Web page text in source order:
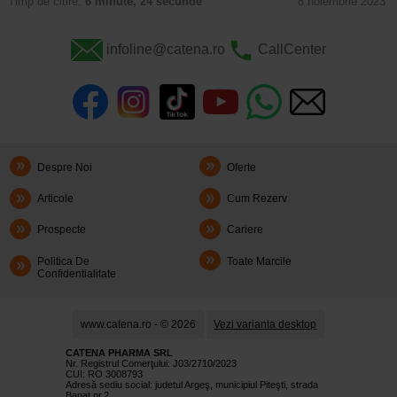
infoline@catena.ro CallCenter
Despre Noi Oferte
Articole Cum Rezerv
Prospecte Cariere
Politica De
Confidentialitate
Toate Marcile
www.catena.ro - © 2026 Vezi varianta desktop
CATENA PHARMA SRL
Nr. Registrul Comerţului: J03/2710/2023
CUI: RO 3008793
Adresă sediu social: judetul Argeş, municipiul Piteşti, strada